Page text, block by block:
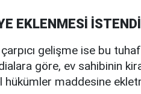
EKLENMESİ İSTENDİ
çarpıcı gelişme ise bu
göre, ev sahibinin
hükümler maddesine